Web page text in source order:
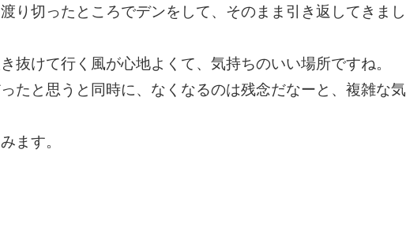
り切ったところでデンをして、そのまま引き返してきまし
抜けて行く風が心地よくて、気持ちのいい場所ですね。
たと思うと同時に、なくなるのは残念だなーと、複雑な気
ます。